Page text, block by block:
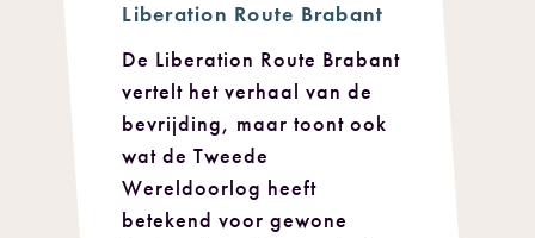
Liberation Route Brabant
De Liberation Route Brabant
vertelt het verhaal van de
bevrijding, maar toont ook
wat de Tweede
Wereldoorlog heeft
betekend voor gewone